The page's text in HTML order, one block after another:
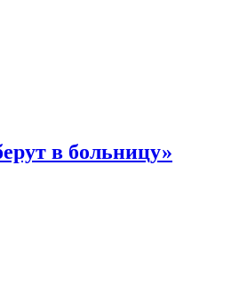
в больницу»